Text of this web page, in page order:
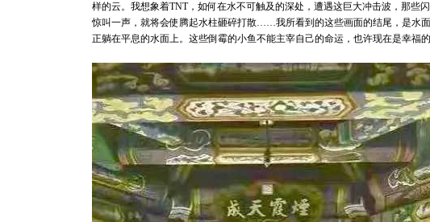
样的云。我想象着TNT，如何在水不可触及的深处，遭遇这巨大冲击波，那些
惊叫一声，就将会使腾起水柱砸碎打散……我所看到的这些画面的结尾，是水
正躺在平息的水面上。这些倒霉的小鱼不能主宰自己的命运，也许现在是幸